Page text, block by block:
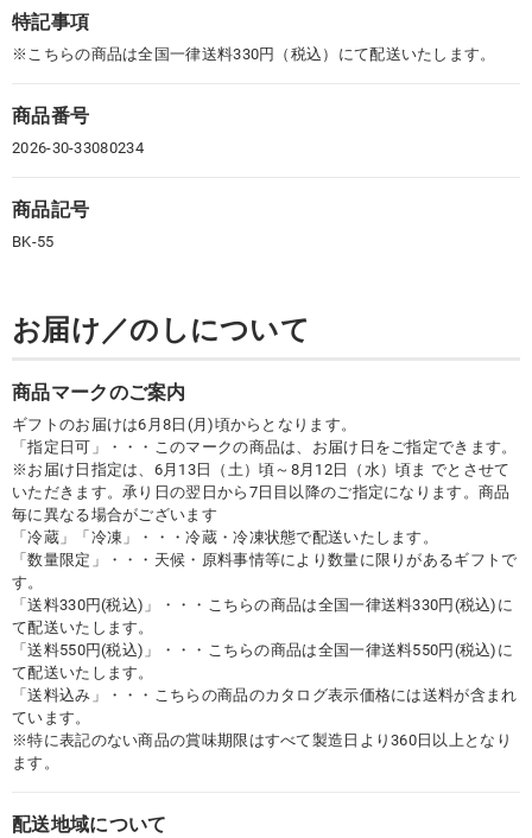
特記事項
※こちらの商品は全国一律送料330円（税込）にて配送いたします。
商品番号
2026-30-33080234
商品記号
BK-55
お届け／のしについて
商品マークのご案内
ギフトのお届けは6月8日(月)頃からとなります。
「指定日可」・・・このマークの商品は、お届け日をご指定できます。
※お届け日指定は、6月13日（土）頃～8月12日（水）頃ま でとさせて
いただきます。承り日の翌日から7日目以降のご指定になります。商品
毎に異なる場合がございます
「冷蔵」「冷凍」・・・冷蔵・冷凍状態で配送いたします。
「数量限定」・・・天候・原料事情等により数量に限りがあるギフトで
す。
「送料330円(税込)」・・・こちらの商品は全国一律送料330円(税込)に
て配送いたします。
「送料550円(税込)」・・・こちらの商品は全国一律送料550円(税込)に
て配送いたします。
「送料込み」・・・こちらの商品のカタログ表示価格には送料が含まれ
ています。
※特に表記のない商品の賞味期限はすべて製造日より360日以上となり
ます。
配送地域について